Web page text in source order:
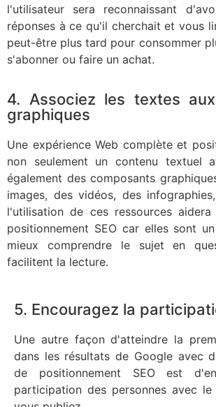
l'utilisateur sera reconnaissant
réponses à ce qu'il cherchait et vous
peut-être plus tard pour consommer
s'abonner ou faire un achat.
4. Associez les textes
graphiques
Une expérience Web complète et
non seulement un contenu textuel
également des composants
images, des vidéos, des
l'utilisation de ces ressources aidera
positionnement SEO car elles sont
mieux comprendre le sujet en
facilitent la lecture.
5. Encouragez la
Une autre façon d'atteindre la
dans les résultats de Google avec
de positionnement SEO est
participation des personnes avec